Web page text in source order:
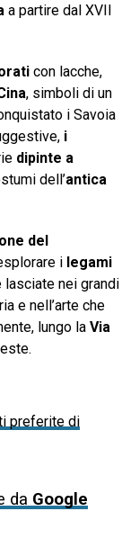
a partire dal XVII
con lacche,
, simboli di un
i Savoia
i
dipinte a
dell’antica
del
i legami
nei grandi
e nell’arte che
lungo la Via
preferite di
da Google